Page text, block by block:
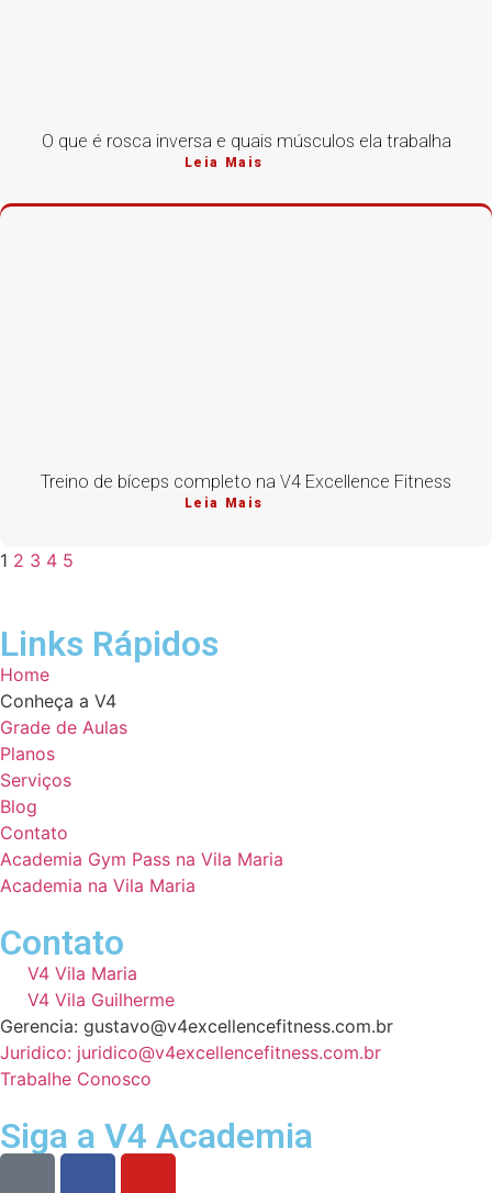
O que é rosca inversa e quais músculos ela trabalha
Leia Mais
Treino de bíceps completo na V4 Excellence Fitness
Leia Mais
1 2 3 4 5
Links Rápidos
Home
Conheça a V4
Grade de Aulas
Planos
Serviços
Blog
Contato
Academia Gym Pass na Vila Maria
Academia na Vila Maria
Contato
V4 Vila Maria
V4 Vila Guilherme
Gerencia: gustavo@v4excellencefitness.com.br
Juridico: juridico@v4excellencefitness.com.br
Trabalhe Conosco
Siga a V4 Academia